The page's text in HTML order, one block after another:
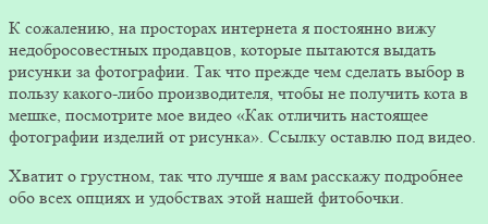
К сожалению, на просторах интернета я постоянно вижу
недобросовестных продавцов, которые пытаются выдать
рисунки за фотографии. Так что прежде чем сделать выбор в
пользу какого-либо производителя, чтобы не получить кота в
мешке, посмотрите мое видео «Как отличить настоящее
фотографии изделий от рисунка». Ссылку оставлю под видео.
Хватит о грустном, так что лучше я вам расскажу подробнее
обо всех опциях и удобствах этой нашей фитобочки.